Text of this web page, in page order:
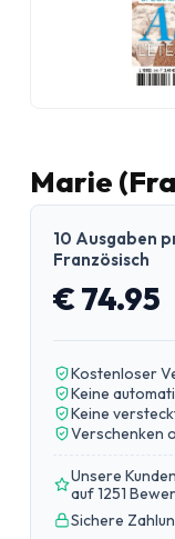
Marie
10 Ausgaben
Französisch
€ 74.95
Kostenloser
Keine
Keine
Verschenken
Unsere
auf 1251
Sichere